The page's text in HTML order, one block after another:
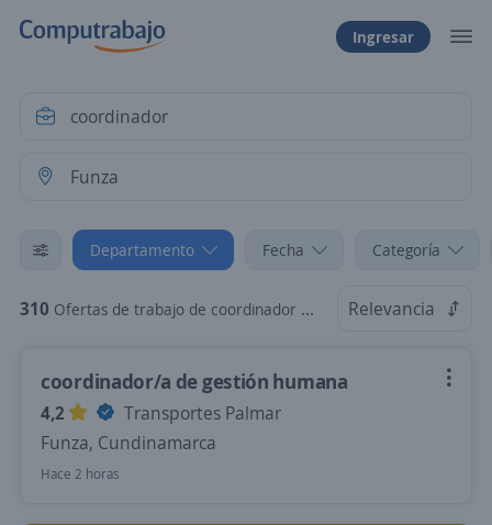
Ingresar
Departamento Fecha Categoría
310 Ofertas de trabajo de coordinador en Funza, Cundinamarca Relevancia
coordinador/a de gestión humana
4,2
Transportes Palmar
Funza, Cundinamarca
Hace 2 horas